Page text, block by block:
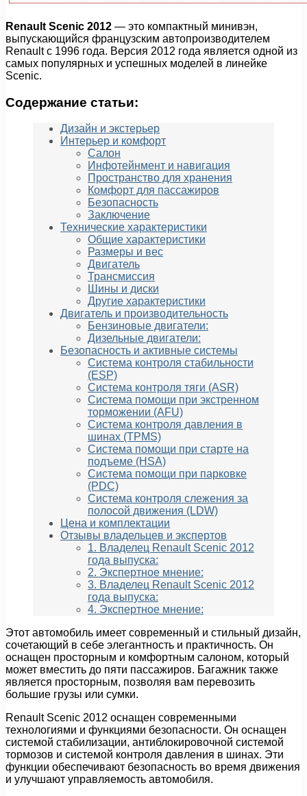
Renault Scenic 2012 — это компактный минивэн,
выпускающийся французским автопроизводителем
Renault с 1996 года. Версия 2012 года является одной из
самых популярных и успешных моделей в линейке
Scenic.
Содержание статьи:
Дизайн и экстерьер
Интерьер и комфорт
Салон
Инфотейнмент и навигация
Пространство для хранения
Комфорт для пассажиров
Безопасность
Заключение
Технические характеристики
Общие характеристики
Размеры и вес
Двигатель
Трансмиссия
Шины и диски
Другие характеристики
Двигатель и производительность
Бензиновые двигатели:
Дизельные двигатели:
Безопасность и активные системы
Система контроля стабильности
(ESP)
Система контроля тяги (ASR)
Система помощи при экстренном
торможении (AFU)
Система контроля давления в
шинах (TPMS)
Система помощи при старте на
подъеме (HSA)
Система помощи при парковке
(PDC)
Система контроля слежения за
полосой движения (LDW)
Цена и комплектации
Отзывы владельцев и экспертов
1. Владелец Renault Scenic 2012
года выпуска:
2. Экспертное мнение:
3. Владелец Renault Scenic 2012
года выпуска:
4. Экспертное мнение:
Этот автомобиль имеет современный и стильный дизайн,
сочетающий в себе элегантность и практичность. Он
оснащен просторным и комфортным салоном, который
может вместить до пяти пассажиров. Багажник также
является просторным, позволяя вам перевозить
большие грузы или сумки.
Renault Scenic 2012 оснащен современными
технологиями и функциями безопасности. Он оснащен
системой стабилизации, антиблокировочной системой
тормозов и системой контроля давления в шинах. Эти
функции обеспечивают безопасность во время движения
и улучшают управляемость автомобиля.